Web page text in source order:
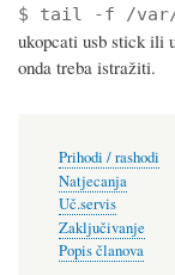
$ tail -f /var/
ukopcati usb stick ili
onda treba istražiti.
Prihodi / rashodi
Natjecanja
Uč.servis
Zaključivanje
Popis članova